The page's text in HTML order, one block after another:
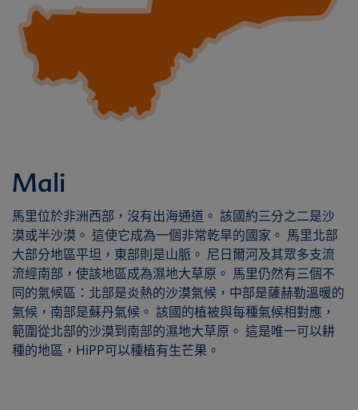
Mali
馬里位於非洲西部，沒有出海通道。 該國約三分之二是沙
漠或半沙漠。 這使它成為一個非常乾旱的國家。 馬里北部
大部分地區平坦，東部則是山脈。 尼日爾河及其眾多支流
流經南部，使該地區成為濕地大草原。 馬里仍然有三個不
同的氣候區：北部是炎熱的沙漠氣候，中部是薩赫勒溫暖的
氣候，南部是蘇丹氣候。 該國的植被與每種氣候相對應，
範圍從北部的沙漠到南部的濕地大草原。 這是唯一可以耕
種的地區，HiPP可以種植有生芒果。